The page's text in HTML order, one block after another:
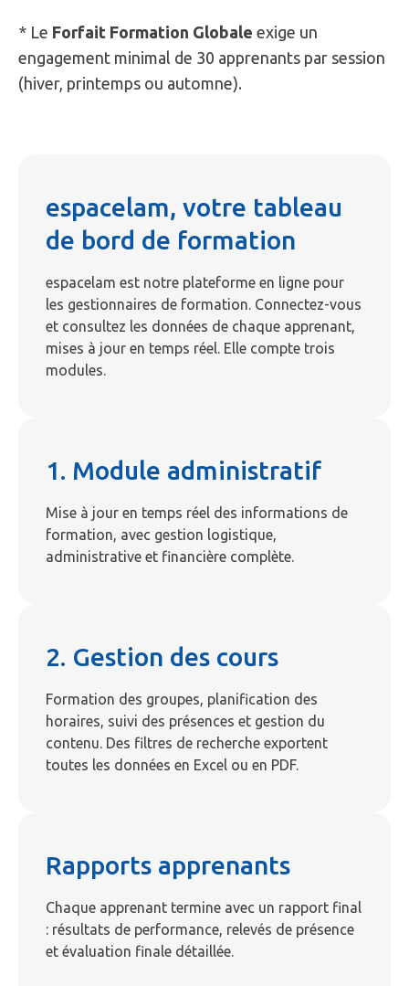
* Le Forfait Formation Globale exige un
engagement minimal de 30 apprenants par session
(hiver, printemps ou automne).
espacelam, votre tableau
de bord de formation
espacelam est notre plateforme en ligne pour
les gestionnaires de formation. Connectez-vous
et consultez les données de chaque apprenant,
mises à jour en temps réel. Elle compte trois
modules.
1. Module administratif
Mise à jour en temps réel des informations de
formation, avec gestion logistique,
administrative et financière complète.
2. Gestion des cours
Formation des groupes, planification des
horaires, suivi des présences et gestion du
contenu. Des filtres de recherche exportent
toutes les données en Excel ou en PDF.
Rapports apprenants
Chaque apprenant termine avec un rapport final
: résultats de performance, relevés de présence
et évaluation finale détaillée.